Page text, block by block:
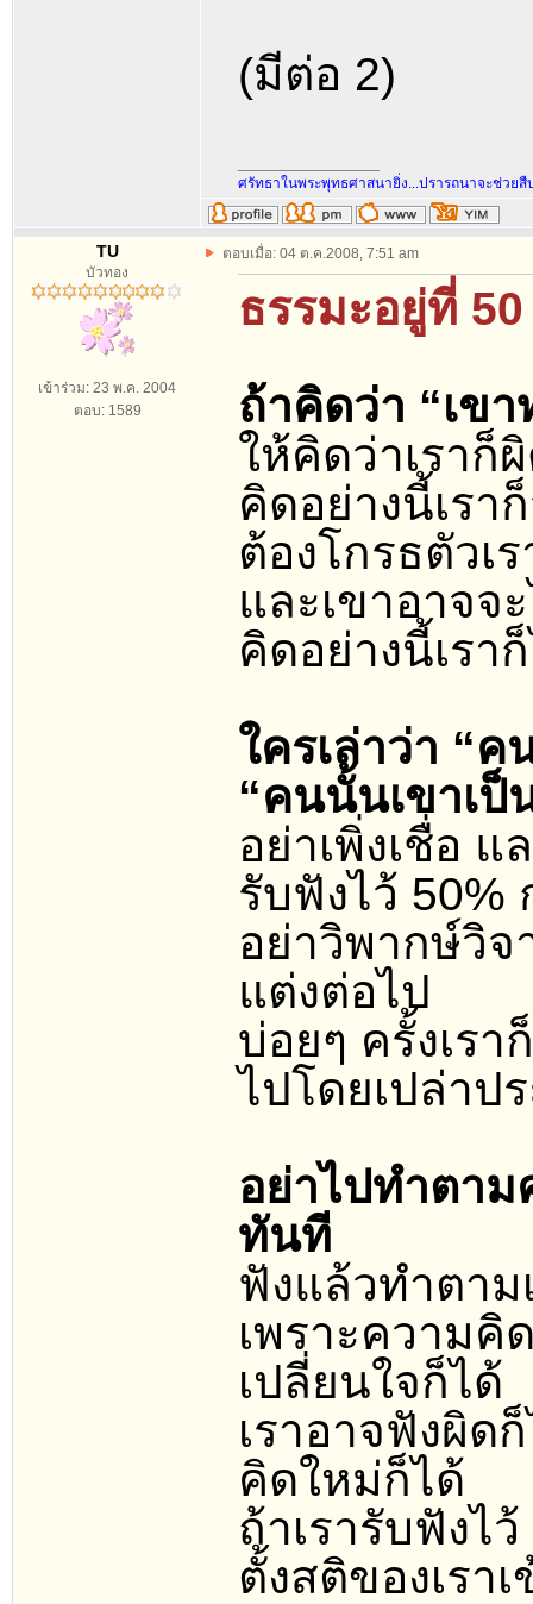
(มีต่อ 2)
ศรัทธาในพระพุทธศาสนายิ่ง...ปรารถนาจะช่วย
TU
บัวทอง
เข้าร่วม: 23 พ.ค. 2004
ตอบ: 1589
ตอบเมื่อ: 04 ต.ค.2008, 7:51 am
ธรรมะอยู่ที่
ถ้าคิดว่า “เข
ให้คิดว่าเราก็
คิดอย่างนี้เรา
ต้องโกรธตัวเ
และเขาอาจจ
คิดอย่างนี้เรา
ใครเล่าว่า “
“คนนั้นเขาเป็
อย่าเพิ่งเชื่อ แ
รับฟังไว้ 50%
อย่าวิพากษ์วิ
แต่งต่อไป
บ่อยๆ ครั้งเรา
ไปโดยเปล่าป
อย่าไปทำตา
ทันที
ฟังแล้วทำตาม
เพราะความคิ
เปลี่ยนใจก็ได้
เราอาจฟังผิด
คิดใหม่ก็ได้
ถ้าเรารับฟังไ
ตั้งสติของเรา